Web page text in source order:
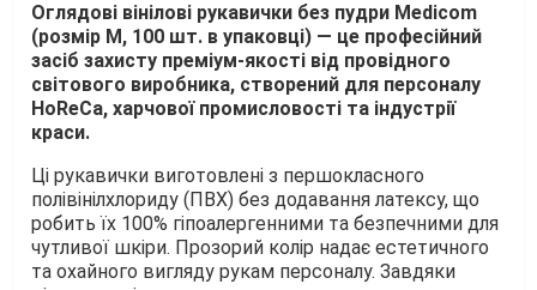
Оглядові вінілові рукавички без пудри Medicom
(розмір M, 100 шт. в упаковці) — це професійний
засіб захисту преміум-якості від провідного
світового виробника, створений для персоналу
HoReCa, харчової промисловості та індустрії
краси.
Ці рукавички виготовлені з першокласного
полівінілхлориду (ПВХ) без додавання латексу, що
робить їх 100% гіпоалергенними та безпечними для
чутливої шкіри. Прозорий колір надає естетичного
та охайного вигляду рукам персоналу. Завдяки